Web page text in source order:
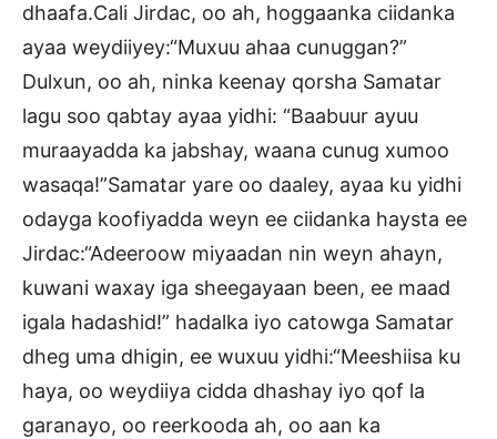
dhaafa.Cali Jirdac, oo ah, hoggaanka ciidanka
ayaa weydiiyey:“Muxuu ahaa cunuggan?”
Dulxun, oo ah, ninka keenay qorsha Samatar
lagu soo qabtay ayaa yidhi: “Baabuur ayuu
muraayadda ka jabshay, waana cunug xumoo
wasaqa!”Samatar yare oo daaley, ayaa ku yidhi
odayga koofiyadda weyn ee ciidanka haysta ee
Jirdac:“Adeeroow miyaadan nin weyn ahayn,
kuwani waxay iga sheegayaan been, ee maad
igala hadashid!” hadalka iyo catowga Samatar
dheg uma dhigin, ee wuxuu yidhi:“Meeshiisa ku
haya, oo weydiiya cidda dhashay iyo qof la
garanayo, oo reerkooda ah, oo aan ka